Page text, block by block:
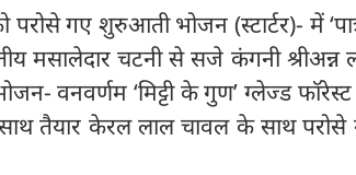
परोसे गए शुरुआती भोजन (स्टार्टर)- में
मसालेदार चटनी से सजे कंगनी श्रीअन्न
वनवर्णम ‘मिट्टी के गुण’ ग्लेज्ड
तैयार केरल लाल चावल के साथ